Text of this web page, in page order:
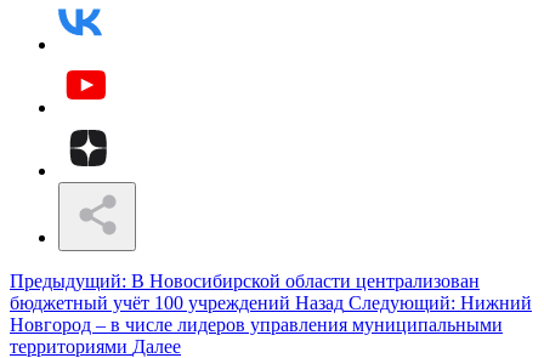
Предыдущий: В Новосибирской области централизован
бюджетный учёт 100 учреждений Назад Следующий: Нижний
Новгород – в числе лидеров управления муниципальными
территориями Далее